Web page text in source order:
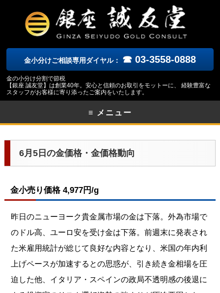
金小分けご相談専用ダイヤル： ☎ 03-3558-0888
金の小分け分割で節税
【銀座 誠友堂】は創業40年。安心と信頼のお取引をモットーに、 経験豊富な
スタッフがお客様に寄り添ったご案内をいたします。
≡ メニュー
6月5日の金価格・金価格動向
金小売り価格 4,977円/g
昨日のニューヨーク貴金属市場の金は下落。外為市場で
のドル高、ユーロ安を受け金は下落。前週末に発表され
た米雇用統計が総じて良好な内容となり、米国の年内利
上げペースが加速するとの思惑が、 引き続き金相場を圧
迫した他、イタリア・ スペインの政局不透明感の後退に